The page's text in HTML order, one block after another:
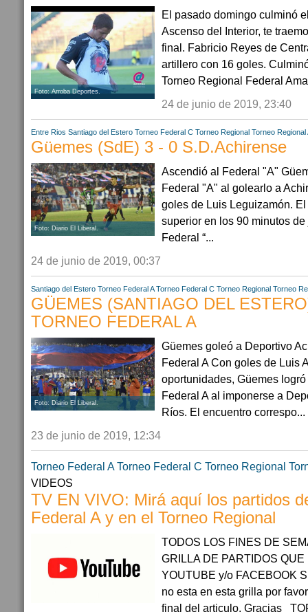
Foto: Arroba Deportes.
El pasado domingo culminó
Ascenso del Interior, te
final. Fabricio Reyes de
artillero con 16 goles.
Torneo Regional Federal
24 de junio de 2019, 23:40
Entre Rios Santiago del Estero Torneo Federal C Torneo Regional Torneo Regional
Güemes (SdE) 3 - 0 S.D.Achirense
Foto: Diario El Liberal.
Ascendió al Federal "A"
Federal "A" al golearlo a
goles de Luis Leguizamón.
superior en los 90 minutos
Federal “...
24 de junio de 2019, 00:37
Santiago del Estero Torneo Federal A Torneo Federal C Torneo Regional Torneo
GÜEMES (SANTIAGO DEL
TORNEO FEDERAL A
Foto: Diario El Liberal.
Güemes goleó a Deportivo
Federal A Con goles de Luis
oportunidades, Güemes
Federal A al imponerse a
Ríos. El encuentro correspo...
23 de junio de 2019, 12:34
Torneo Federal A Torneo Federal C Torneo Regional
VIDEOS
TV EN VIVO: Mirá aquí los partidos
Federal A y en el Torneo Regional
TODOS LOS FINES DE
GRILLA DE PARTIDOS
YOUTUBE y/o FACEBOOK
no esta en esta grilla por
final del articulo. Gracias